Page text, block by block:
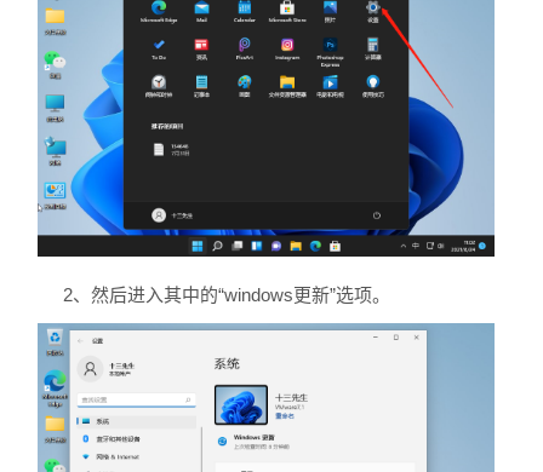
2、然后进入其中的“windows更新”选项。